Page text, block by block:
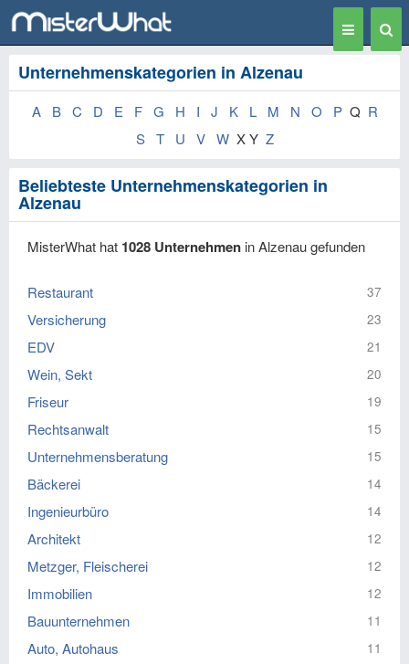
Toggle
navigation
Unternehmenskategorien in Alzenau
A B C D E F G H I J K L M N O P Q R
S T U V W X Y Z
Beliebteste Unternehmenskategorien in
Alzenau
MisterWhat hat 1028 Unternehmen in Alzenau gefunden
Restaurant 37
Versicherung 23
EDV 21
Wein, Sekt 20
Friseur 19
Rechtsanwalt 15
Unternehmensberatung 15
Bäckerei 14
Ingenieurbüro 14
Architekt 12
Metzger, Fleischerei 12
Immobilien 12
Bauunternehmen 11
Auto, Autohaus 11